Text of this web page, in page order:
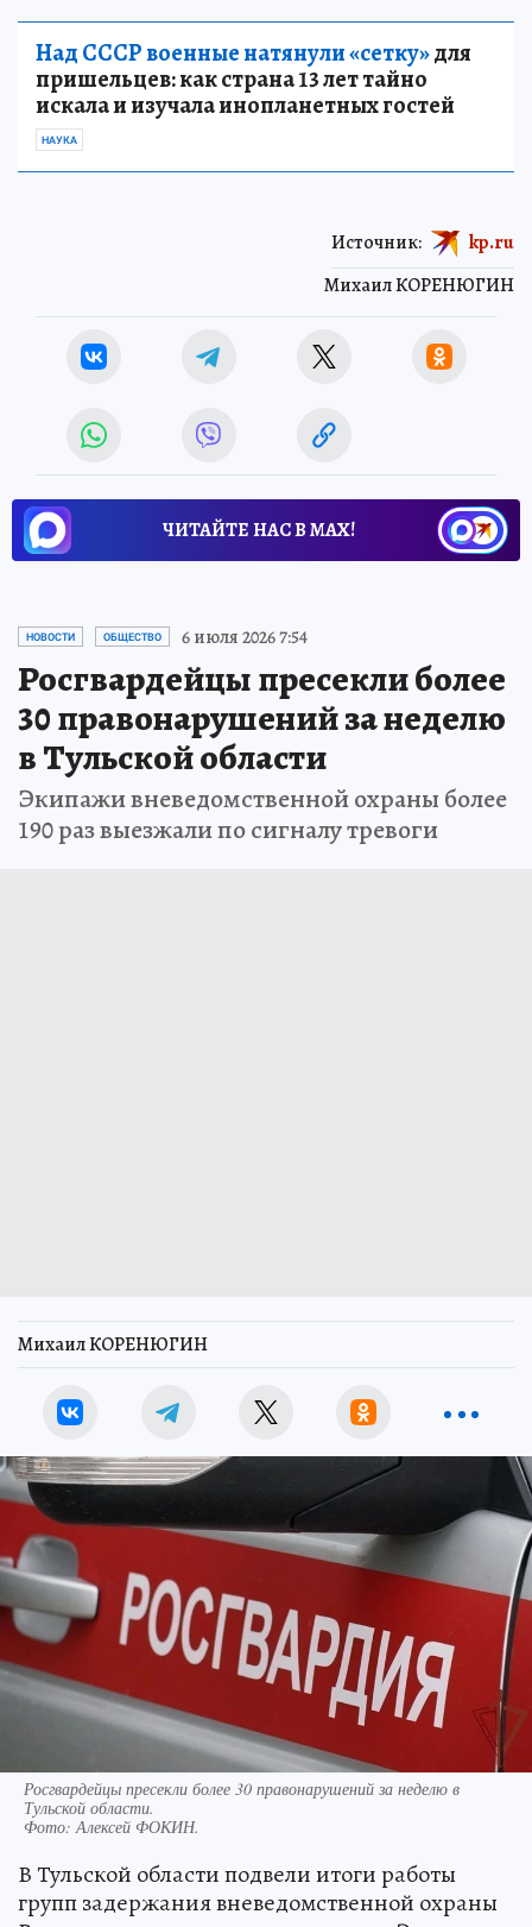
Над СССР военные натянули «сетку»для
пришельцев: как страна 13 лет тайно
искала и изучала инопланетных гостей
НАУКА
Михаил КОРЕНЮГИН
Источник: kp.ru
ЧИТАЙТЕ НАС В МАХ!
НОВОСТИ ОБЩЕСТВО 6 июля 2026 7:54
Росгвардейцы пресекли более
30 правонарушений за неделю
в Тульской области
Экипажи вневедомственной охраны более
190 раз выезжали по сигналу тревоги
Михаил КОРЕНЮГИН
Росгвардейцы пресекли более 30 правонарушений за неделю в
Тульской области.
Фото:Алексей ФОКИН.
В Тульской области подвели итоги работы
групп задержания вневедомственной охраны